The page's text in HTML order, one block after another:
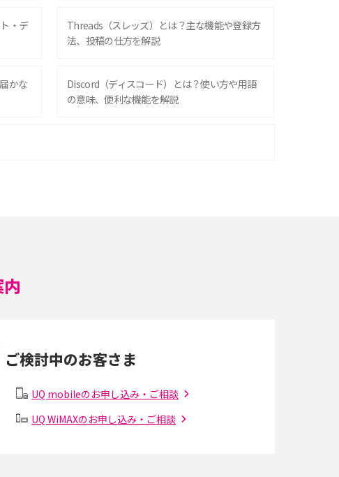
・デ
Threads（スレッズ）とは？主な機能や登録方
法、投稿の仕方を解説
かな
Discord（ディスコード）とは？使い方や用語
の意味、便利な機能を解説
状
の設定方法やおススメを紹介
ご検討中のお客さま
UQ mobileのお申し込み・ご相談
UQ WiMAXのお申し込み・ご相談